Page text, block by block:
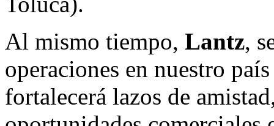
Al mismo tiempo, Lantz,
operaciones en nuestro
fortalecerá lazos de